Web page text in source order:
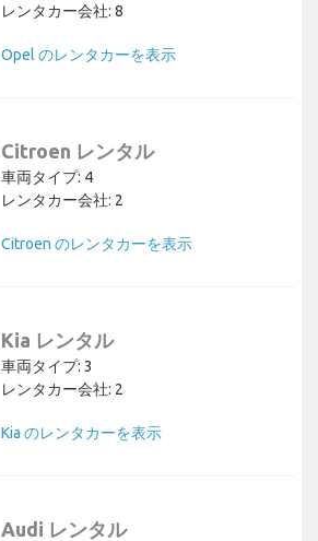
レンタカー会社: 8
Opel のレンタカーを表示
Citroen レンタル
車両タイプ: 4
レンタカー会社: 2
Citroen のレンタカーを表示
Kia レンタル
車両タイプ: 3
レンタカー会社: 2
Kia のレンタカーを表示
Audi レンタル